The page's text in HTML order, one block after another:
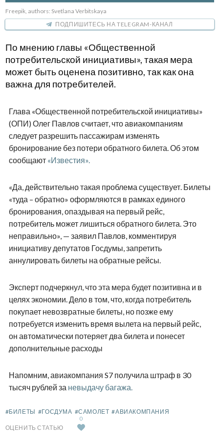
Freepik, authors: Svetlana Verbitskaya
ПОДПИШИТЕСЬ НА TELEGRAM-КАНАЛ
По мнению главы «Общественной
потребительской инициативы», такая мера
может быть оценена позитивно, так как она
важна для потребителей.
Глава «Общественной потребительской инициативы»
(ОПИ) Олег Павлов считает, что авиакомпаниям
следует разрешить пассажирам изменять
бронирование без потери обратного билета. Об этом
сообщают«Известия».
«Да, действительно такая проблема существует. Билеты
«туда – обратно» оформляются в рамках единого
бронирования, опаздывая на первый рейс,
потребитель может лишиться обратного билета. Это
неправильно», — заявил Павлов, комментируя
инициативу депутатов Госдумы, запретить
аннулировать билеты на обратные рейсы.
Эксперт подчеркнул, что эта мера будет позитивна и в
целях экономии. Дело в том, что, когда потребитель
покупает невозвратные билеты, но позже ему
потребуется изменить время вылета на первый рейс,
он автоматически потеряет два билета и понесет
дополнительные расходы
Напомним, авиакомпания S7 получила штраф в 30
тысяч рублей за невыдачу багажа.
#БИЛЕТЫ #ГОСДУМА #САМОЛЕТ #АВИАКОМПАНИЯ
ОЦЕНИТЬ СТАТЬЮ
0